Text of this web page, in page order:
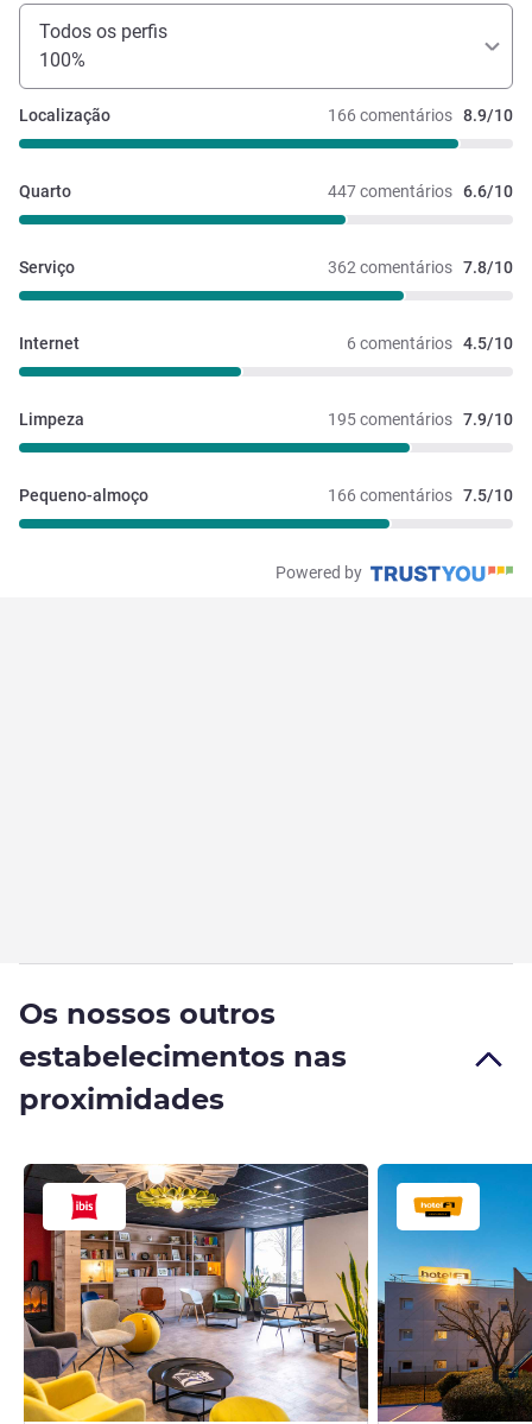
Todos os perfis
100%
166 comentários 8.9/10
Localização
447 comentários 6.6/10
Quarto
362 comentários 7.8/10
Serviço
6 comentários 4.5/10
Internet
195 comentários 7.9/10
Limpeza
166 comentários 7.5/10
Pequeno-almoço
Powered by
Os nossos outros
estabelecimentos nas
proximidades